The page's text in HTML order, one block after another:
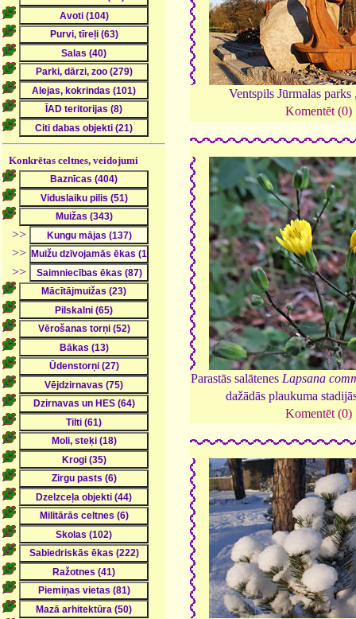
Konkrētas celtnes, veidojumi
>>
>>
>>
Ventspils Jūrmalas
Komentēt (0)
Parastās salātenes Lapsana
dažādās plaukuma
Komentēt (0)